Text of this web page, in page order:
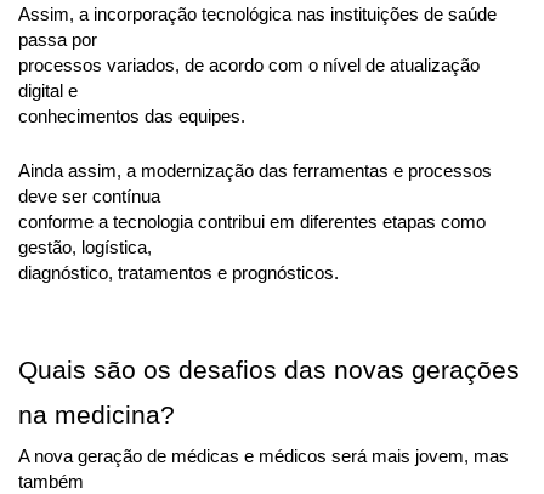
Assim, a incorporação tecnológica nas instituições de saúde
passa por
processos variados, de acordo com o nível de atualização
digital e
conhecimentos das equipes.
Ainda assim, a modernização das ferramentas e processos
deve ser contínua
conforme a tecnologia contribui em diferentes etapas como
gestão, logística,
diagnóstico, tratamentos e prognósticos.
Quais são os desafios das novas gerações
na medicina?
A nova geração de médicas e médicos será mais jovem, mas
também